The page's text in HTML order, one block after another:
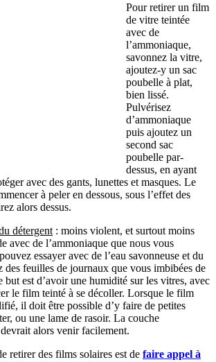
Pour retirer un film
de vitre teintée
avec de
l’ammoniaque,
savonnez la vitre,
ajoutez-y un sac
poubelle à plat,
bien lissé.
Pulvérisez
d’ammoniaque
puis ajoutez un
second sac
poubelle par-
dessus, en ayant
avec des gants, lunettes et masques. Le
à peler en dessous, sous l’effet des
alors dessus.
détergent : moins violent, et surtout moins
avec de l’ammoniaque que nous vous
essayer avec de l’eau savonneuse et du
des feuilles de journaux que vous imbibées de
but est d’avoir une humidité sur les vitres, avec
le film teinté à se décoller. Lorsque le film
il doit être possible d’y faire de petites
ou une lame de rasoir. La couche
alors venir facilement.
retirer des films solaires est de faire appel à